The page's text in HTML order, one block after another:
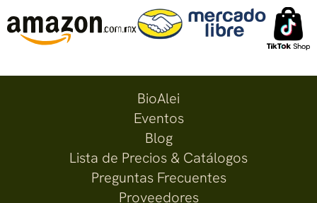
BioAlei
Eventos
Blog
Lista de Precios & Catálogos
Preguntas Frecuentes
Proveedores